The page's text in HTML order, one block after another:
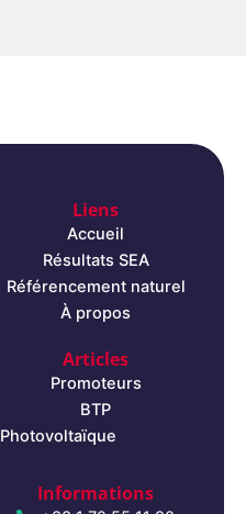
Liens
Accueil
Résultats SEA
Référencement naturel
À propos
Articles
Promoteurs
Photovoltaïque
BTP
Informations